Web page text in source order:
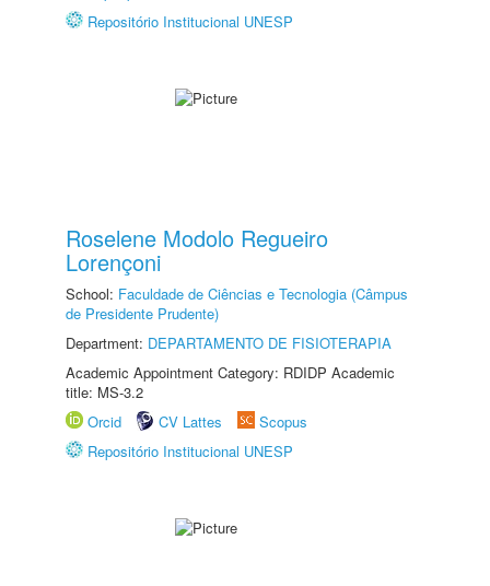
Repositório Institucional UNESP
Roselene Modolo Regueiro
Lorençoni
School: Faculdade de Ciências e Tecnologia (Câmpus
de Presidente Prudente)
Department: DEPARTAMENTO DE FISIOTERAPIA
Academic Appointment Category: RDIDP Academic
title: MS-3.2
Orcid
CV Lattes
Scopus
Repositório Institucional UNESP